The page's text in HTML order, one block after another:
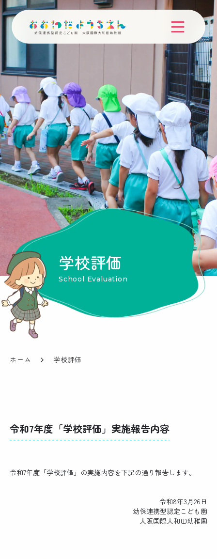
学校評価
School Evaluation
ホーム 学校評価
令和7年度「学校評価」実施報告内容
令和7年度「学校評価」の実施内容を下記の通り報告します。
令和8年3月26日
幼保連携型認定こども園
大阪国際大和田幼稚園